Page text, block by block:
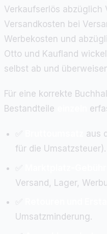
Verkaufserlös abzüglich
Versandkosten bei
Werbekosten und
Otto und Kaufland
selbst ab und
Für eine korrekte
Bestandteile
aus
für die Umsatzsteuer).
Versand, Lager,
Umsatzminderung.